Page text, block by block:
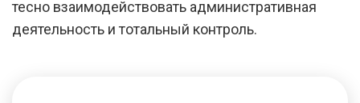
тесно взаимодействовать административная
деятельность и тотальный контроль.